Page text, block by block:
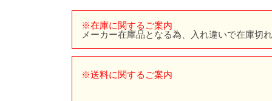
※在庫に関するご案内
メーカー在庫品となる為、入れ違いで在庫切
※送料に関するご案内